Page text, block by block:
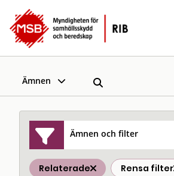
Ämnen
Ämnen och filter
Relaterade Rensa filter